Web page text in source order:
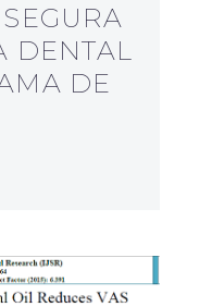
DENTAL
DE